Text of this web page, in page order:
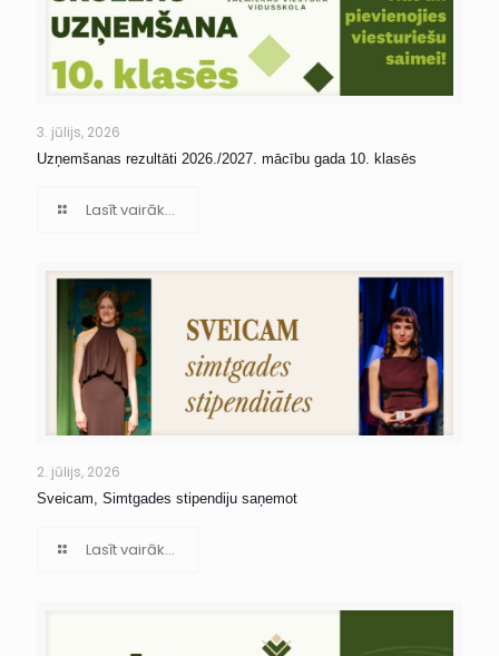
3. jūlijs, 2026
Uzņemšanas rezultāti 2026./2027. mācību gada 10. klasēs
Lasīt vairāk...
2. jūlijs, 2026
Sveicam, Simtgades stipendiju saņemot
Lasīt vairāk...